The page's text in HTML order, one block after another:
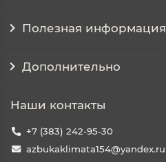
Полезная информация
Дополнительно
Наши контакты
+7 (383) 242-95-30
azbukaklimata154@yandex.ru